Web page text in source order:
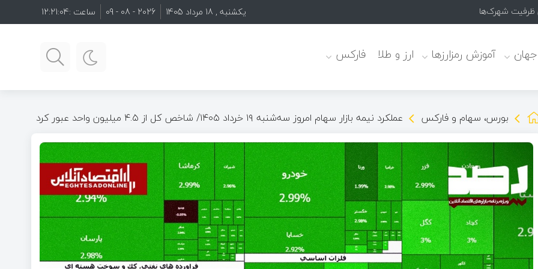
ظرفیت شهرک‌ها یکشنبه , 18 مرداد 1405 2026 - 08 - 09 ساعت :12:21:05
جهان آموزش رمزارزها ارز و طلا فارکس
بورس، سهام و فارکس عملکرد نیمه بازار سهام امروز سه‌شنبه ۱۹ خرداد ۱۴۰۵/ شاخص کل از ۴.۵ میلیون واحد عبور کرد